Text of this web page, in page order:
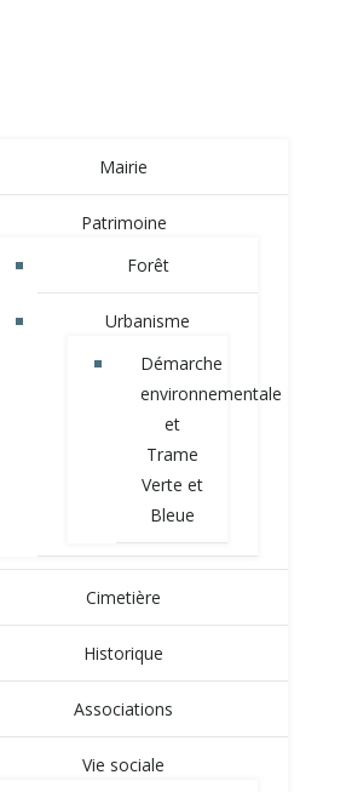
Mairie
Patrimoine
Forêt
Urbanisme
Démarche
environnementale
et
Trame
Verte et
Bleue
Cimetière
Historique
Associations
Vie sociale